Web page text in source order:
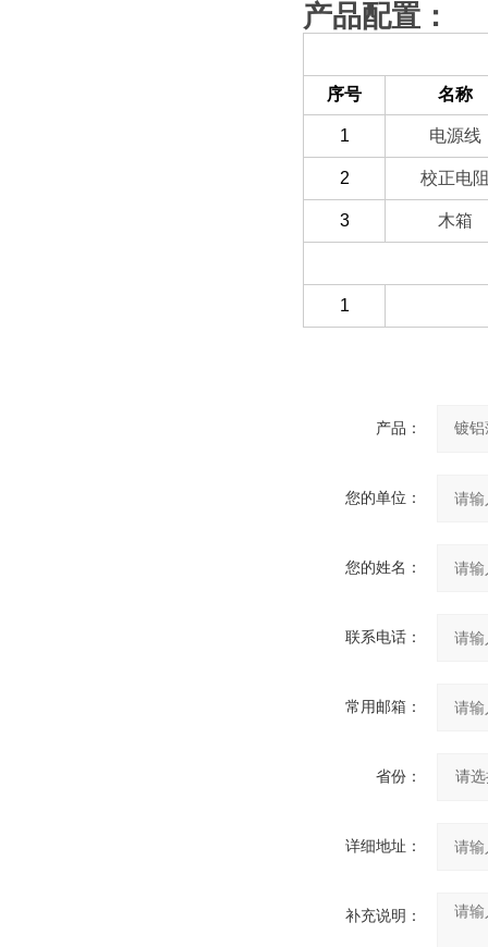
产品配置：
序号 名称
1 电源线
2 校正电
3 木箱
1
产品：
您的单位：
您的姓名：
联系电话：
常用邮箱：
省份：
详细地址：
补充说明：